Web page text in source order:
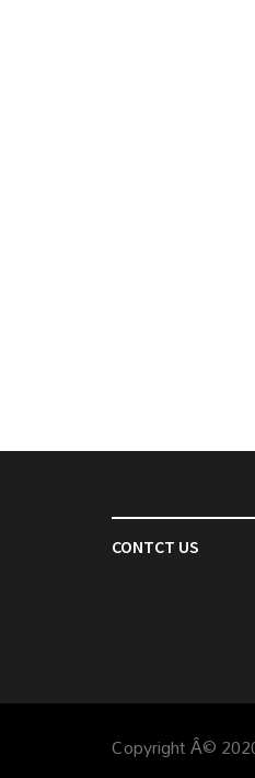
CONTCT US
Copyright Â©